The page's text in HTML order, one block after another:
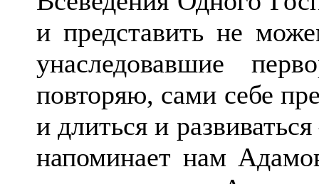
и представить не
унаследовавшие
повторяю, сами себе
и длиться и
напоминает нам